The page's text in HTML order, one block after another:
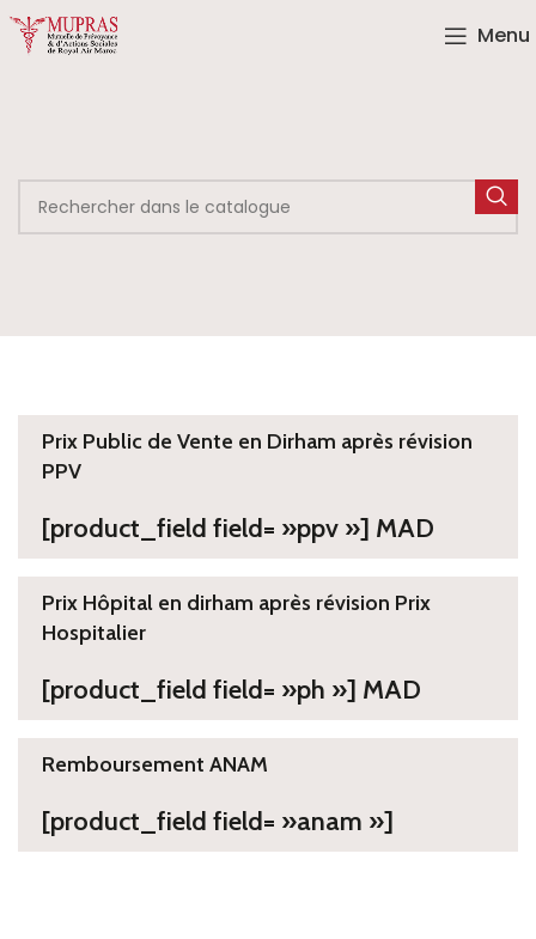
Menu
Prix Public de Vente en Dirham après révision
PPV
[product_field field= »ppv »] MAD
Prix Hôpital en dirham après révision Prix
Hospitalier
[product_field field= »ph »] MAD
Remboursement ANAM
[product_field field= »anam »]